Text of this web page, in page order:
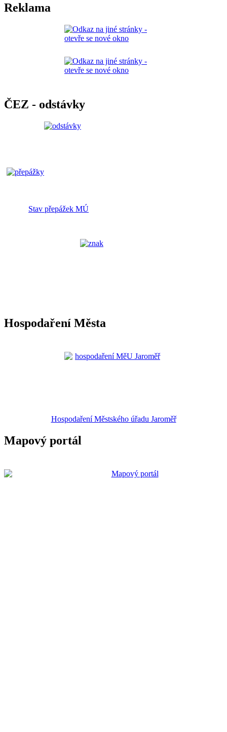
Reklama
ČEZ - odstávky
Stav přepážek MÚ
Hospodaření Města
Hospodaření Městského úřadu Jaroměř
Mapový portál